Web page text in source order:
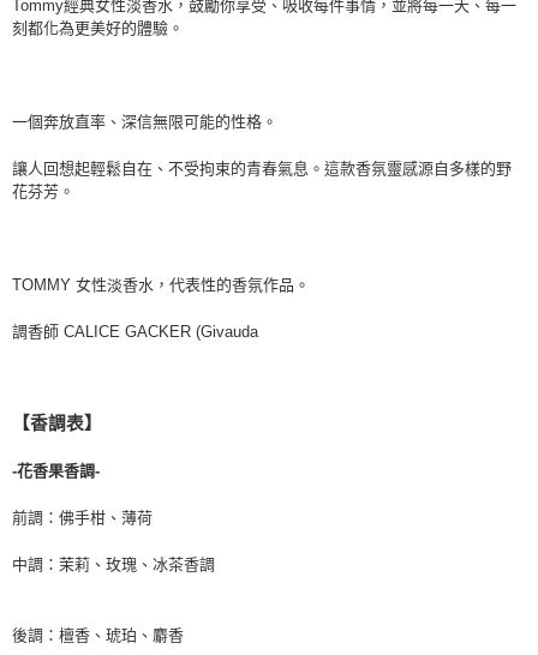
Tommy經典女性淡香水，鼓勵你享受、吸收每件事情，並將每一天、每一
刻都化為更美好的體驗。
一個奔放直率、深信無限可能的性格。
讓人回想起輕鬆自在、不受拘束的青春氣息。這款香氛靈感源自多樣的野
花芬芳。
TOMMY 女性淡香水，代表性的香氛作品。
調香師 CALICE GACKER (Givauda
【香調表】
-花香果香調-
前調：佛手柑、薄荷
中調：茉莉、玫瑰、冰茶香調
後調：檀香、琥珀、麝香